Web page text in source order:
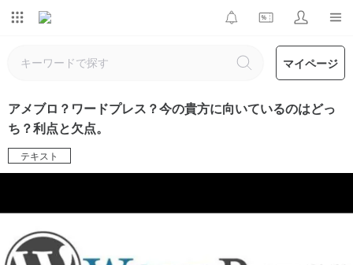
マイページ
アメブロ？ワードプレス？今の貴方に向いているのはどっ
ち？利点と欠点。
テキスト